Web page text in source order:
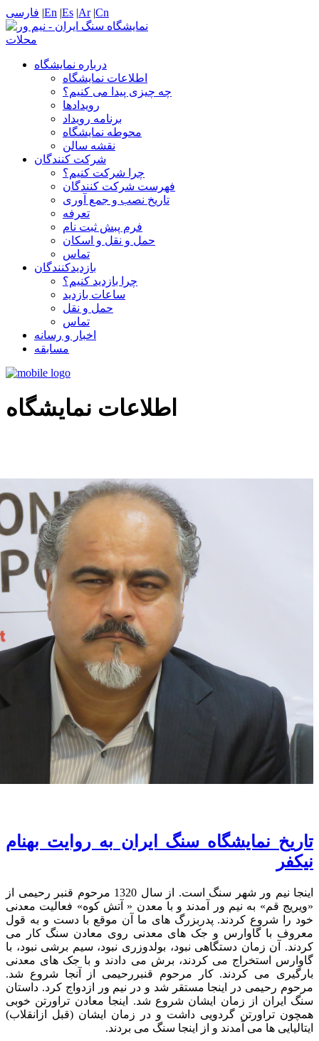
فارسی |En |Es |Ar|Cn
درباره نمایشگاه
اطلاعات نمایشگاه
چه چیزی پیدا می کنیم؟
رویدادها
برنامه رویداد
محوطه نمایشگاه
نقشه سالن
شرکت کنندگان
چرا شرکت کنیم؟
فهرست شرکت کنندگان
تاریخ نصب و جمع آوری
تعرفه
فرم پبش ثبت نام
حمل و نقل و اسکان
تماس
بازدیدکنندگان
چرا بازدید کنیم؟
ساعات بازدید
حمل و نقل
تماس
اخبار و رسانه
مسابقه
اطلاعات نمایشگاه
تاریخ نمایشگاه سنگ ایران به روایت بهنام
نیکفر
اینجا نیم ور شهر سنگ است. از سال 1320 مرحوم قنبر رحیمی از
«ویریج قم» به نیم ور آمدند و با معدن « آتش کوه» فعالیت معدنی
خود را شروع کردند. پدربزرگ های ما آن موقع با دست و به قول
معروف با گاوارس و جک های معدنی روی معادن سنگ کار می
کردند. آن زمان دستگاهی نبود، بولدوزری نبود، سیم برشی نبود، با
گاوارس استخراج می کردند، برش می دادند و با جک های معدنی
بارگیری می کردند. کار مرحوم قنبررحیمی از آنجا شروع شد.
مرحوم رحیمی در اینجا مستقر شد و در نیم ور ازدواج کرد. داستان
سنگ ایران از زمان ایشان شروع شد. اینجا معادن تراورتن خوبی
همچون تراورتن گردویی داشت و در زمان ایشان (قبل ازانقلاب)
ایتالیایی ها می آمدند و از اینجا سنگ می بردند.